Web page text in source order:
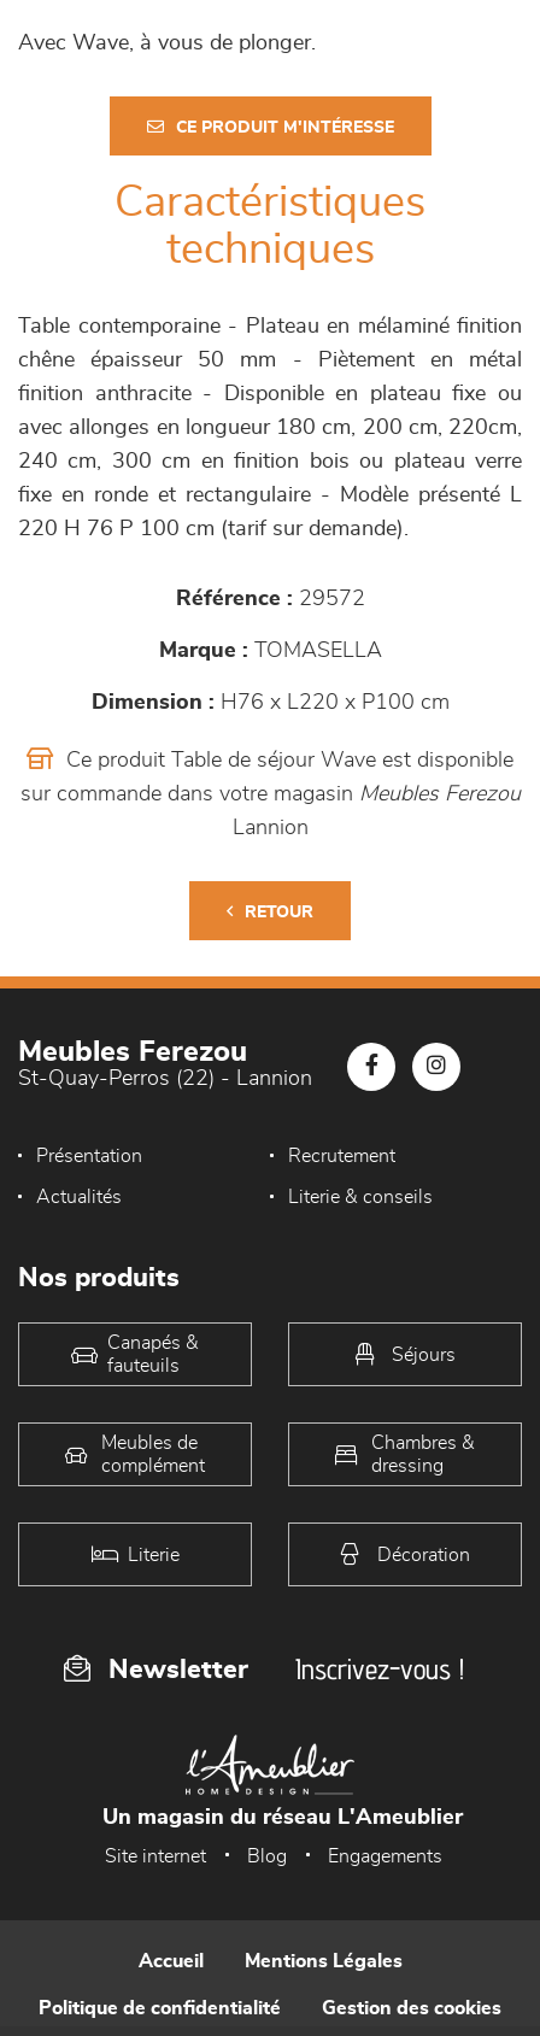
Avec Wave, à vous de plonger.
CE PRODUIT M'INTÉRESSE
Caractéristiques
techniques
Table contemporaine - Plateau en mélaminé finition
chêne épaisseur 50 mm - Piètement en métal
finition anthracite - Disponible en plateau fixe ou
avec allonges en longueur 180 cm, 200 cm, 220cm,
240 cm, 300 cm en finition bois ou plateau verre
fixe en ronde et rectangulaire - Modèle présenté L
220 H 76 P 100 cm (tarif sur demande).
Référence : 29572
Marque : TOMASELLA
Dimension : H76 x L220 x P100 cm
Ce produit Table de séjour Wave est disponible
sur commande dans votre magasin Meubles Ferezou
Lannion
RETOUR
Meubles Ferezou
St-Quay-Perros (22) - Lannion
Présentation Recrutement
Actualités Literie & conseils
Nos produits
Canapés &
fauteuils
Séjours
Meubles de
complément
Chambres &
dressing
Literie Décoration
Newsletter Inscrivez-vous !
Un magasin du réseau L'Ameublier
Site internet Blog Engagements
Accueil Mentions Légales
Politique de confidentialité Gestion des cookies